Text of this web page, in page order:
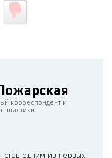
корреспондент и
одним из первых